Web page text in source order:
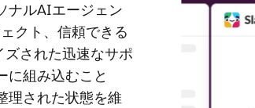
ナルAIエージェン
クト、信頼できる
された迅速なサポ
に組み込むこと
理された状態を維